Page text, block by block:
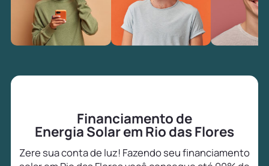
Financiamento de
Energia Solar em Rio das Flores
Zere sua conta de luz! Fazendo seu financiamento